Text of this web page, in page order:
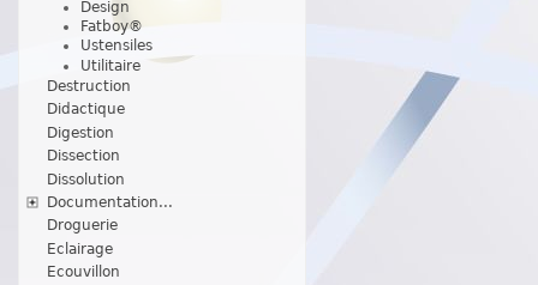
Design
Fatboy®
Ustensiles
Utilitaire
Destruction
Didactique
Digestion
Dissection
Dissolution
Documentation...
Droguerie
Eclairage
Ecouvillon